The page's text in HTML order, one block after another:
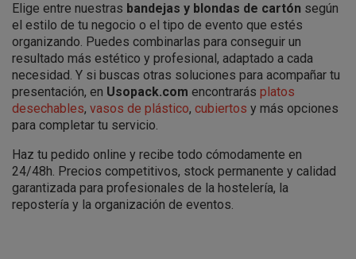
Elige entre nuestras bandejas y blondas de cartón según
el estilo de tu negocio o el tipo de evento que estés
organizando. Puedes combinarlas para conseguir un
resultado más estético y profesional, adaptado a cada
necesidad. Y si buscas otras soluciones para acompañar tu
presentación, en Usopack.com encontrarás platos
desechables, vasos de plástico, cubiertos y más opciones
para completar tu servicio.
Haz tu pedido online y recibe todo cómodamente en
24/48h. Precios competitivos, stock permanente y calidad
garantizada para profesionales de la hostelería, la
repostería y la organización de eventos.